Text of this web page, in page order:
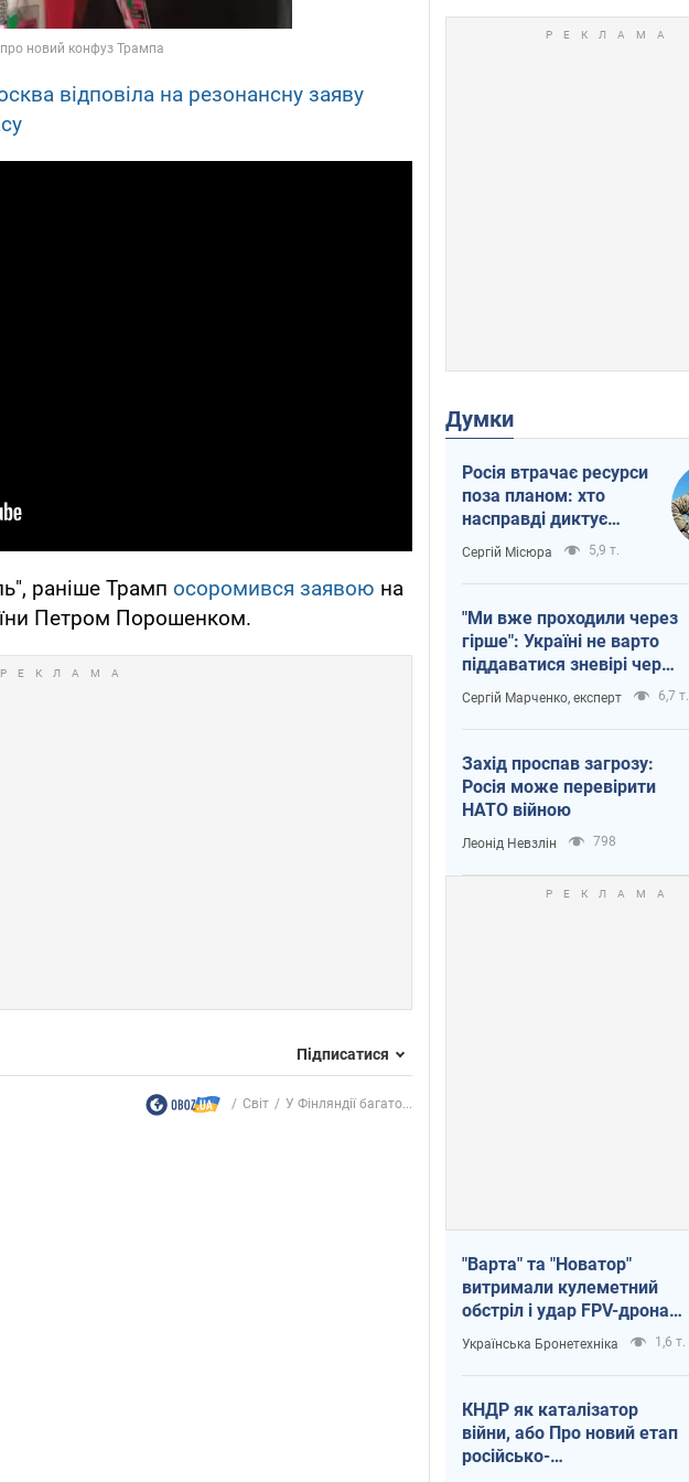
відповіла на резонансну заяву
раніше Трамп осоромився заявою на
Петром Порошенком.
Підписатися
Світ У Фінляндії багато...
Думки
Росія втрачає ресурси
поза планом: хто
насправді диктує
темп війни
Сергій Місюра 5,9 т.
"Ми вже проходили через
гірше": Україні не варто
піддаватися зневірі через
ракетний терор
Сергій Марченко, експерт 6,7 т.
Захід проспав загрозу:
Росія може перевірити
НАТО війною
Леонід Невзлін 798
"Варта" та "Новатор"
витримали кулеметний
обстріл і удар FPV-дрона,
врятувавши життя
офіцеру ЗСУ
Українська Бронетехніка 1,6 т.
КНДР як каталізатор
війни, або Про новий етап
російсько-